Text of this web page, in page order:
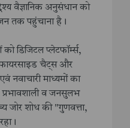
वैज्ञानिक अनुसंधान को
तक पहुंचाना है।
डिजिटल प्लेटफॉर्म्स,
चैट्स और
नवाचारी माध्यमों का
व जनसुलभ
जोर शोध की "गुणवत्ता,